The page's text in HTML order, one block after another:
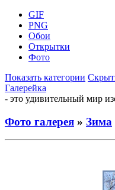
GIF
PNG
Обои
Открытки
Фото
Показать категории
Галерейка
- это удивительный мир
Фото галерея » Зима